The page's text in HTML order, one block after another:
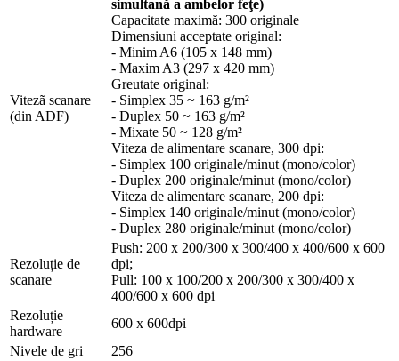
Vitezã scanare
(din ADF)
simultană a ambelor feţe)
Capacitate maximă: 300 originale
Dimensiuni acceptate original:
- Minim A6 (105 x 148 mm)
- Maxim A3 (297 x 420 mm)
Greutate original:
- Simplex 35 ~ 163 g/m²
- Duplex 50 ~ 163 g/m²
- Mixate 50 ~ 128 g/m²
Viteza de alimentare scanare, 300 dpi:
- Simplex 100 originale/minut (mono/color)
- Duplex 200 originale/minut (mono/color)
Viteza de alimentare scanare, 200 dpi:
- Simplex 140 originale/minut (mono/color)
- Duplex 280 originale/minut (mono/color)
Rezoluție de
scanare
Push: 200 x 200/300 x 300/400 x 400/600 x 600
dpi;
Pull: 100 x 100/200 x 200/300 x 300/400 x
400/600 x 600 dpi
Rezoluție
hardware
600 x 600dpi
Nivele de gri
256